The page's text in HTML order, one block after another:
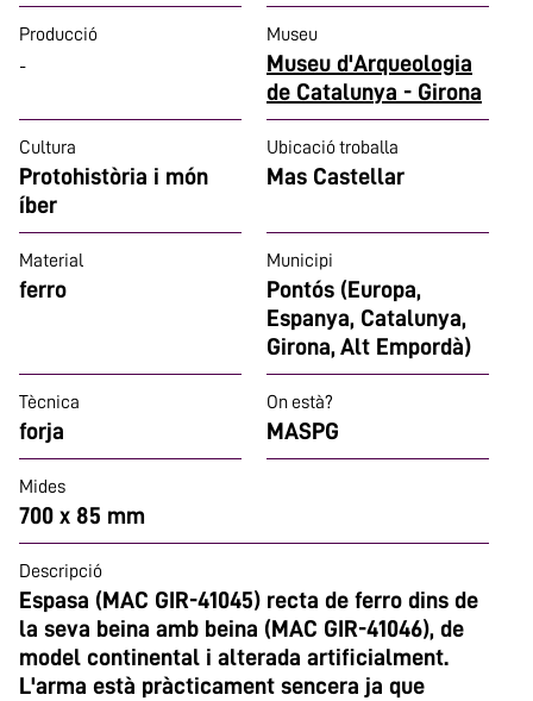
Producció
-
Museu
Museu d'Arqueologia
de Catalunya - Girona
Cultura
Protohistòria i món
íber
Ubicació troballa
Mas Castellar
Material
ferro
Municipi
Pontós (Europa,
Espanya, Catalunya,
Girona, Alt Empordà)
Tècnica
forja
On està?
MASPG
Mides
700 x 85 mm
Descripció
Espasa (MAC GIR-41045) recta de ferro dins de
la seva beina amb beina (MAC GIR-41046), de
model continental i alterada artificialment.
L'arma està pràcticament sencera ja que